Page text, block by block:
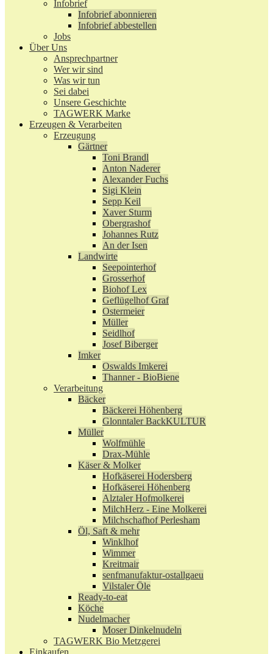
Infobrief
Infobrief abonnieren
Infobrief abbestellen
Jobs
Über Uns
Ansprechpartner
Wer wir sind
Was wir tun
Sei dabei
Unsere Geschichte
TAGWERK Marke
Erzeugen & Verarbeiten
Erzeugung
Gärtner
Toni Brandl
Anton Naderer
Alexander Fuchs
Sigi Klein
Sepp Keil
Xaver Sturm
Obergrashof
Johannes Rutz
An der Isen
Landwirte
Seepointerhof
Grosserhof
Biohof Lex
Geflügelhof Graf
Ostermeier
Müller
Seidlhof
Josef Biberger
Imker
Oswalds Imkerei
Thanner - BioBiene
Verarbeitung
Bäcker
Bäckerei Höhenberg
Glonntaler BackKULTUR
Müller
Wolfmühle
Drax-Mühle
Käser & Molker
Hofkäserei Hodersberg
Hofkäserei Höhenberg
Alztaler Hofmolkerei
MilchHerz - Eine Molkerei
Milchschafhof Perlesham
Öl, Saft & mehr
Winklhof
Wimmer
Kreitmair
senfmanufaktur-ostallgaeu
Vilstaler Öle
Ready-to-eat
Köche
Nudelmacher
Moser Dinkelnudeln
TAGWERK Bio Metzgerei
Einkaufen